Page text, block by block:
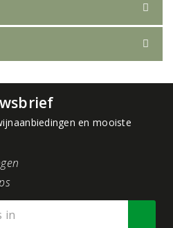
en mooiste